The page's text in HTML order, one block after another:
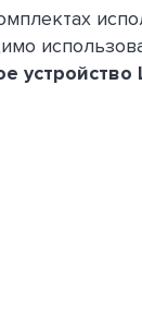
устройство